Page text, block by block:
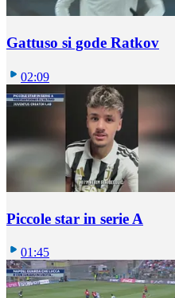
Gattuso si gode Ratkov
02:09
Piccole star in serie A
01:45